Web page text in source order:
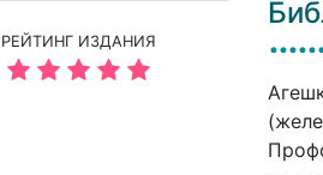
РЕЙТИНГ ИЗДАНИЯ